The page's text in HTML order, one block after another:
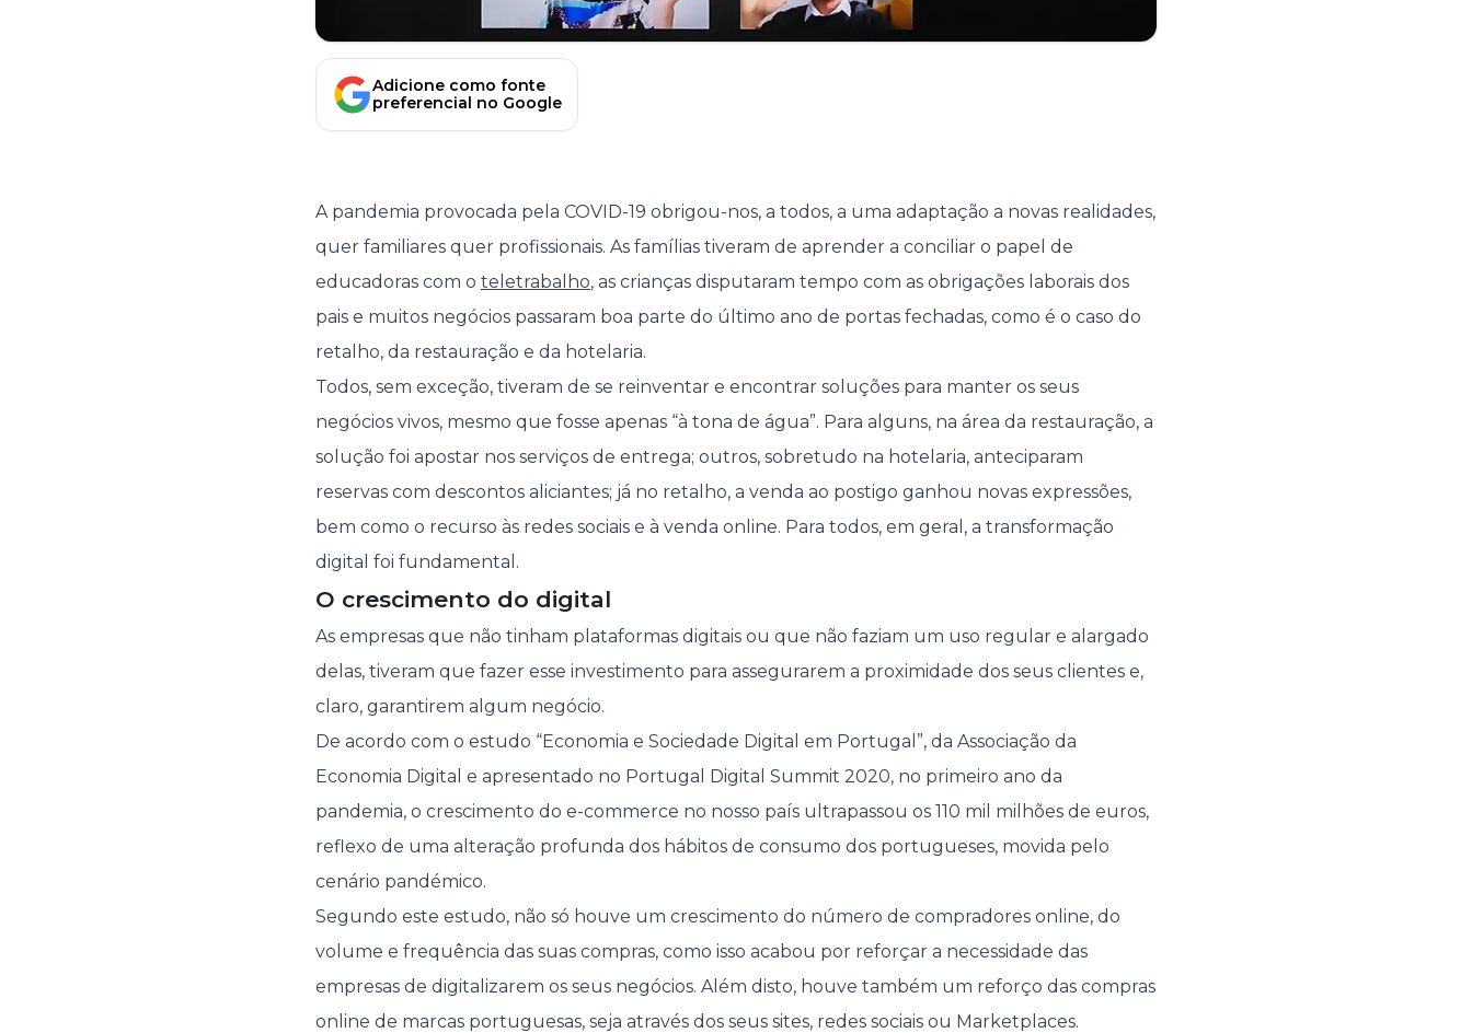
Adicione como fonte
preferencial no Google
A pandemia provocada pela COVID-19 obrigou-nos, a todos, a uma adaptação a novas realidades,
quer familiares quer profissionais. As famílias tiveram de aprender a conciliar o papel de
educadoras com o teletrabalho, as crianças disputaram tempo com as obrigações laborais dos
pais e muitos negócios passaram boa parte do último ano de portas fechadas, como é o caso do
retalho, da restauração e da hotelaria.
Todos, sem exceção, tiveram de se reinventar e encontrar soluções para manter os seus
negócios vivos, mesmo que fosse apenas “à tona de água”. Para alguns, na área da restauração, a
solução foi apostar nos serviços de entrega; outros, sobretudo na hotelaria, anteciparam
reservas com descontos aliciantes; já no retalho, a venda ao postigo ganhou novas expressões,
bem como o recurso às redes sociais e à venda online. Para todos, em geral, a transformação
digital foi fundamental.
O crescimento do digital
As empresas que não tinham plataformas digitais ou que não faziam um uso regular e alargado
delas, tiveram que fazer esse investimento para assegurarem a proximidade dos seus clientes e,
claro, garantirem algum negócio.
De acordo com o estudo “Economia e Sociedade Digital em Portugal”, da Associação da
Economia Digital e apresentado no Portugal Digital Summit 2020, no primeiro ano da
pandemia, o crescimento do e-commerce no nosso país ultrapassou os 110 mil milhões de euros,
reflexo de uma alteração profunda dos hábitos de consumo dos portugueses, movida pelo
cenário pandémico.
Segundo este estudo, não só houve um crescimento do número de compradores online, do
volume e frequência das suas compras, como isso acabou por reforçar a necessidade das
empresas de digitalizarem os seus negócios. Além disto, houve também um reforço das compras
online de marcas portuguesas, seja através dos seus sites, redes sociais ou Marketplaces.